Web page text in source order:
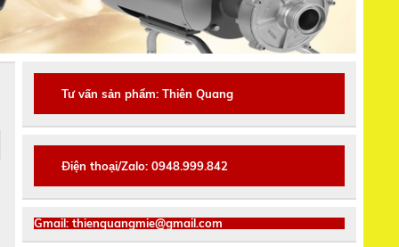
Tư vấn sản phẩm: Thiên Quang
Điện thoại/Zalo: 0948.999.842
Gmail: thienquangmie@gmail.com